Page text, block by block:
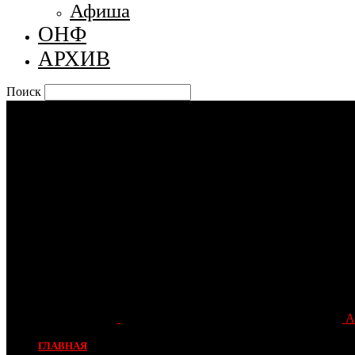
Афиша
ОНФ
АРХИВ
Поиск
ГЛАВНАЯ